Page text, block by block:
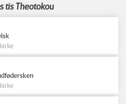
tis Theotokou